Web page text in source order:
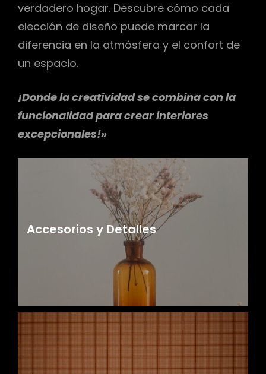
verdadero hogar. Descubre cómo cada
elección de diseño puede marcar la
diferencia en la atmósfera y el confort de
un espacio.
¡Donde la creatividad se combina con la
funcionalidad para crear interiores
excepcionales!»
Accesorios y Detalles